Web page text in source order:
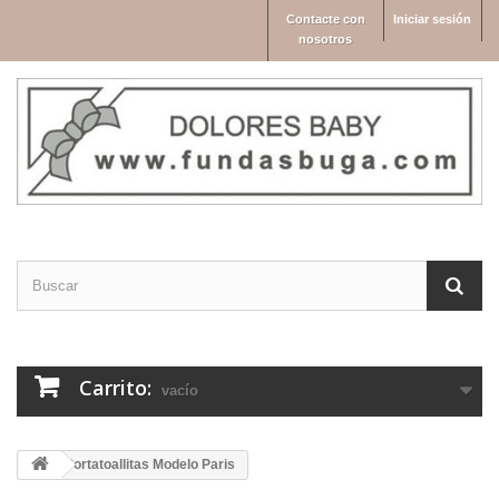
Iniciar sesión
Contacte con
nosotros
Carrito: vacío
Portatoallitas Modelo Paris